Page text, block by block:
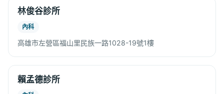
林俊谷診所
內科
高雄市左營區福山里民族一路1028-19號1樓
賴孟德診所